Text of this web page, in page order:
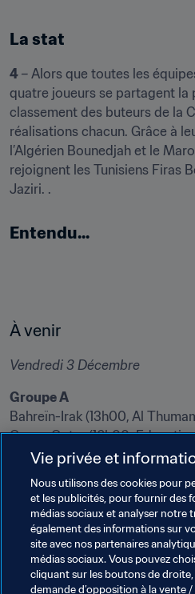
La stat
4 – Alors que toutes les
quatre joueurs se partagent la
classement des buteurs de la
réalisations chacun. Grâce à
l’Algérien Bounedjah et le
rejoignent les Tunisiens Firas
Jaziri. .
Entendu...
À venir
Vendredi 3 Décembre
Bahreïn-Irak (13h00, Al
Oman-Qatar (16h00,
Mauritanie-EAU (19h00,	Ras Abu Aboud Stadium)
Syrie-Tunisie (22h00, Al Bayt
Thèmes en lien
Vie privée et
Nous utilisons des cookies pour
et les publicités, pour fournir des
médias sociaux et analyser notre
également des informations sur
site avec nos partenaires
médias sociaux. Vous pouvez
cliquant sur les boutons de
demande d’opposition à la vente